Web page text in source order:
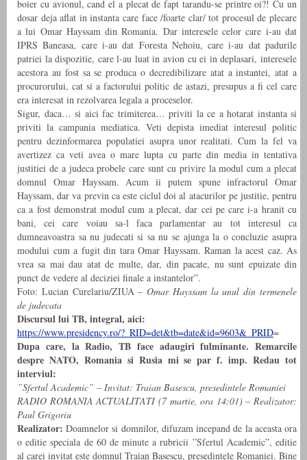
boier cu avionul, cand el a plecat de fapt tarandu-se printre oi?! Cu un
dosar deja aflat in instanta care face /foarte clar/ tot procesul de plecare
a lui Omar Hayssam din Romania. Dar interesele celor care i-au dat
IPRS Baneasa, care i-au dat Foresta Nehoiu, care i-au dat padurile
patriei la dispozitie, care l-au luat in avion cu ei in deplasari, interesele
acestora au fost sa se produca o decredibilizare atat a instantei, atat a
procurorului, cat si a factorului politic de astazi, presupus a fi cel care
era interesat in rezolvarea legala a proceselor.
Sigur, daca… si aici fac trimiterea… priviti la ce a hotarat instanta si
priviti la campania mediatica. Veti depista imediat interesul politic
pentru dezinformarea populatiei asupra unor realitati. Cum la fel va
avertizez ca veti avea o mare lupta cu parte din media in tentativa
justitiei de a judeca probele care sunt cu privire la modul cum a plecat
domnul Omar Hayssam. Acum ii putem spune infractorul Omar
Hayssam, dar va previn ca este ciclul doi al atacurilor pe justitie, pentru
ca a fost demonstrat modul cum a plecat, dar cei pe care i-a hranit cu
bani, cei care voiau sa-l faca parlamentar au tot interesul ca
dumneavoastra sa nu judecati si sa nu se ajunga la o concluzie asupra
modului cum a fugit din tara Omar Hayssam. Raman la acest caz. As
vrea sa mai dau atat de multe, dar, din pacate, nu sunt epuizate din
punct de vedere al deciziei finale a instantelor”.
Foto: Lucian Curelariu/ZIUA –Omar Hayssam la unul din termenele
de judecata
Discursul lui TB, integral, aici:
https://www.presidency.ro/?_RID=det&tb=date&id=9603&_PRID=
Dupa care, la Radio, TB face adaugiri fulminante. Remarcile
despre NATO, Romania si Rusia mi se par f. imp. Redau tot
interviul:
”Sfertul Academic” – Invitat: Traian Basescu, presedintele Romaniei
RADIO ROMANIA ACTUALITATI (7 martie, ora 14:01) – Realizator:
Paul Grigoriu
Realizator: Doamnelor si domnilor, difuzam incepand de la aceasta ora
o editie speciala de 60 de minute a rubricii ”Sfertul Academic”, editie
al carei invitat este domnul Traian Basescu, presedintele Romaniei. Bine